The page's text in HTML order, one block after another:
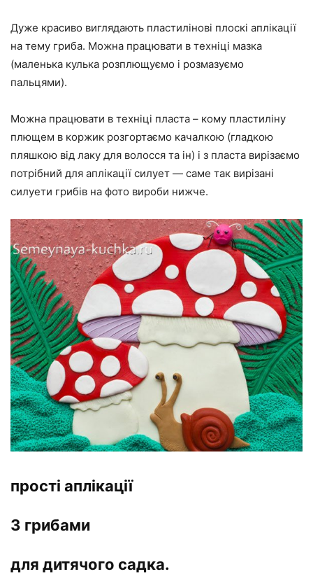
Дуже красиво виглядають пластилінові плоскі аплікації
на тему гриба. Можна працювати в техніці мазка
(маленька кулька розплющуємо і розмазуємо
пальцями).
Можна працювати в техніці пласта – кому пластиліну
плющем в коржик розгортаємо качалкою (гладкою
пляшкою від лаку для волосся та ін) і з пласта вирізаємо
потрібний для аплікації силует — саме так вирізані
силуети грибів на фото вироби нижче.
прості аплікації
З грибами
для дитячого садка.